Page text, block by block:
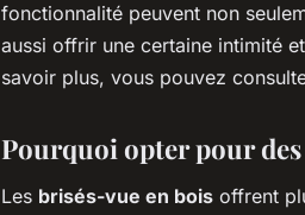
fonctionnalité peuvent non
aussi offrir une certaine intimité
savoir plus, vous pouvez
Pourquoi opter pour
Les brisés-vue en bois offrent